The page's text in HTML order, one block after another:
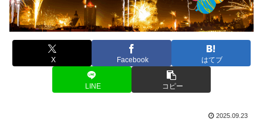
X Facebook はてブ
LINE コピー
2025.09.23